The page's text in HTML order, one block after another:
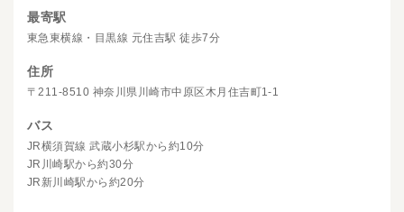
最寄駅
東急東横線・目黒線 元住吉駅 徒歩7分
住所
〒211-8510 神奈川県川崎市中原区木月住吉町1-1
バス
JR横須賀線 武蔵小杉駅から約10分
JR川崎駅から約30分
JR新川崎駅から約20分